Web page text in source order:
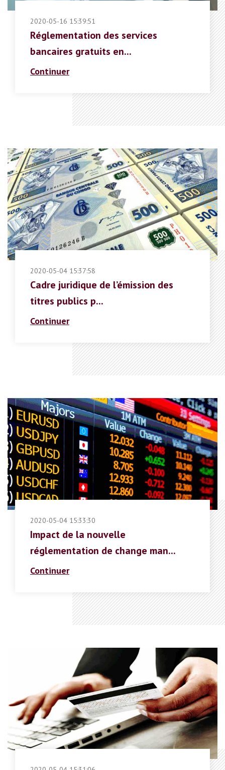
2020-05-16 15:39:51
Réglementation des services
bancaires gratuits en...
Continuer
2020-05-04 15:37:58
Cadre juridique de l’émission des
titres publics p...
Continuer
2020-05-04 15:33:30
Impact de la nouvelle
réglementation de change man...
Continuer